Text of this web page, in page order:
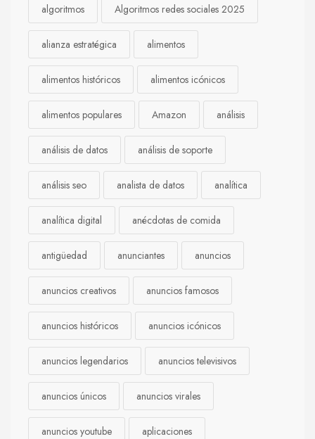
algoritmos Algoritmos redes sociales 2025
alianza estratégica alimentos
alimentos históricos alimentos icónicos
alimentos populares Amazon análisis
análisis de datos análisis de soporte
análisis seo analista de datos analítica
analítica digital anécdotas de comida
antigüedad anunciantes anuncios
anuncios creativos anuncios famosos
anuncios históricos anuncios icónicos
anuncios legendarios anuncios televisivos
anuncios únicos anuncios virales
anuncios youtube aplicaciones